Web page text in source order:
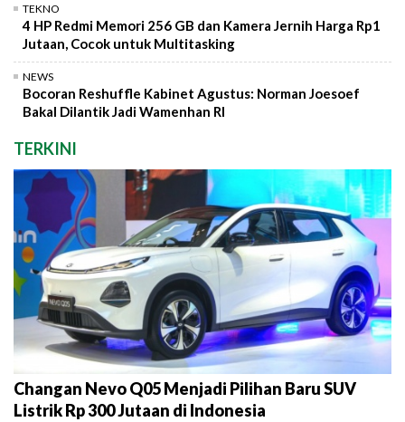
TEKNO
4 HP Redmi Memori 256 GB dan Kamera Jernih Harga Rp1
Jutaan, Cocok untuk Multitasking
NEWS
Bocoran Reshuffle Kabinet Agustus: Norman Joesoef
Bakal Dilantik Jadi Wamenhan RI
TERKINI
Changan Nevo Q05 Menjadi Pilihan Baru SUV
Listrik Rp 300 Jutaan di Indonesia